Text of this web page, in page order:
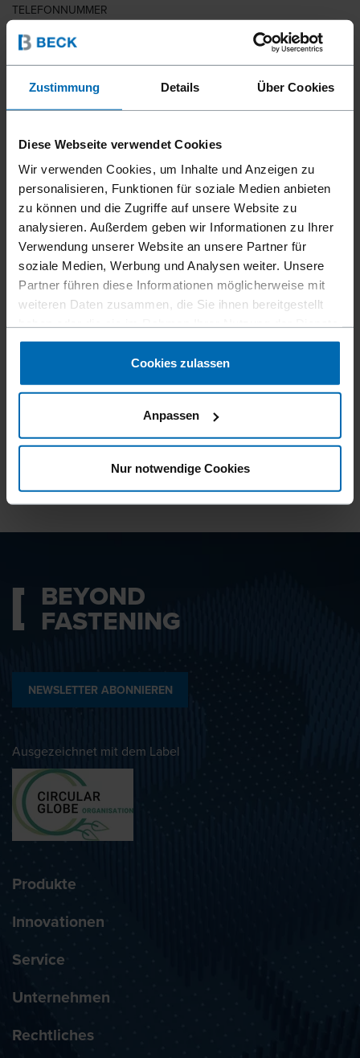
Zustimmung Details Über Cookies
Diese Webseite verwendet Cookies
Wir verwenden Cookies, um Inhalte und Anzeigen zu
personalisieren, Funktionen für soziale Medien anbieten
zu können und die Zugriffe auf unsere Website zu
analysieren. Außerdem geben wir Informationen zu Ihrer
Verwendung unserer Website an unsere Partner für
soziale Medien, Werbung und Analysen weiter. Unsere
Partner führen diese Informationen möglicherweise mit
weiteren Daten zusammen, die Sie ihnen bereitgestellt
gesammelt haben.
Cookies zulassen
Anpassen
Nur notwendige Cookies
TELEFONNUMMER
LAND
PLZ
IHRE NACHRICHT
Datenschutzbestimmungen
BEYOND
FASTENING
NEWSLETTER ABONNIEREN
Ausgezeichnet mit dem Label
Produkte
Innovationen
Service
Unternehmen
Rechtliches